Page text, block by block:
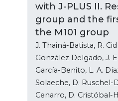
with J-PLUS II.
group and the
the M101 group
J. Thainá-Batista, R.
González Delgado, J.
García-Benito, L. A.
Solaeche, D. Ruschel-
Cenarro, D. Cristóbal-